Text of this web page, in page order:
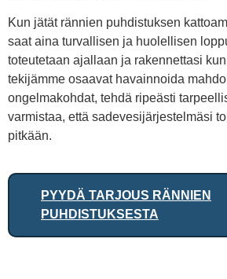
Kun jätät rännien puhdistuksen
saat aina turvallisen ja huolellisen
toteutetaan ajallaan ja rakennettasi
tekijämme osaavat havainnoida
ongelmakohdat, tehdä ripeästi
varmistaa, että sadevesijärjestelmäsi
pitkään.
PYYDÄ TARJOUS RÄNNIEN
PUHDISTUKSESTA